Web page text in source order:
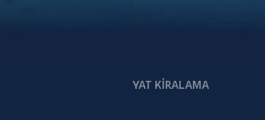
YAT KIRALAMA